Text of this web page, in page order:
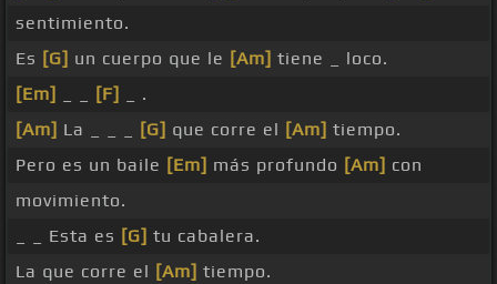
sentimiento.
Es [G] un cuerpo que le [Am] tiene _ loco.
[Em]
[F]
_ .
[Am] La _ _ _ [G] que corre el [Am] tiempo.
Pero es un baile [Em] más profundo [Am] con
movimiento.
_ _ Esta es [G] tu cabalera.
La que corre el [Am] tiempo.